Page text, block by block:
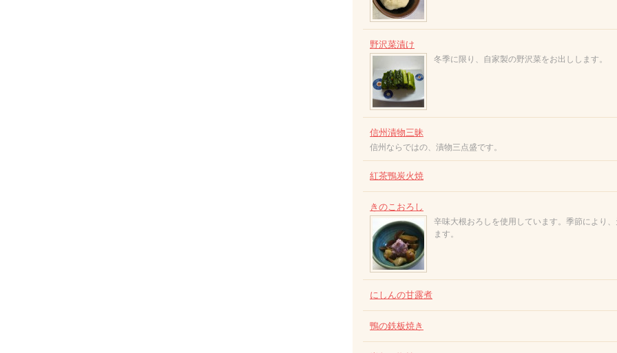
野沢菜漬け
冬季に限り、自家製の野沢菜をお出しします。
信州漬物三昧
信州ならではの、漬物三点盛です。
紅茶鴨炭火焼
きのこおろし
辛味大根おろしを使用しています。季節により
ます。
にしんの甘露煮
鴨の鉄板焼き